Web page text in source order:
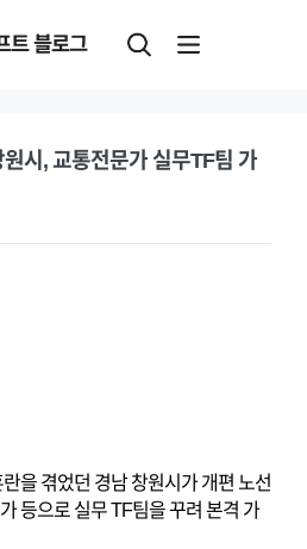
트 블로그
원시, 교통전문가 실무TF팀 가
을 겪었던 경남 창원시가 개편 노선
등으로 실무 TF팀을 꾸려 본격 가